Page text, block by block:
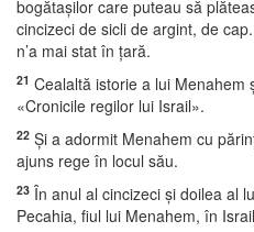
bogătaşilor care puteau să
cincizeci de sicli de argint, de
n’a mai stat în ţară.
21 Cealaltă istorie a lui Menahem
«Cronicile regilor lui Israil».
22 Şi a adormit Menahem cu
ajuns rege în locul său.
23 În anul al cincizeci şi doilea al
Pecahia, fiul lui Menahem, în